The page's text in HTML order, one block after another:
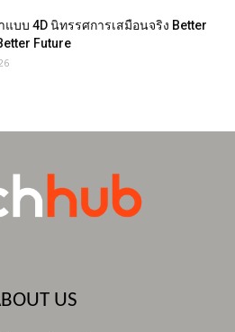
แบบ 4D นิทรรศการเสมือนจริง Better
Future
US